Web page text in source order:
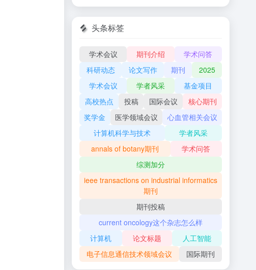
头条标签
学术会议 期刊介绍
学术问答
科研动态
论文写作 期刊
2025
学术会议
学者风采
基金项目
高校热点
投稿 国际会议
核心期刊
奖学金
医学领域会议
心血管相关会议
计算机科学与技术
学者风采
annals of botany期刊
学术问答
综测加分
ieee transactions on industrial informatics
期刊
期刊投稿
current oncology这个杂志怎么样
计算机
论文标题
人工智能
电子信息通信技术领域会议
国际期刊